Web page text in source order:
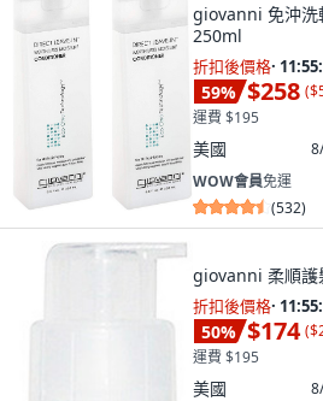
giovanni 免沖洗
250ml
折扣後價格·
59% $258 (
運費 $195
美國
WOW會員免運
(532)
giovanni 柔順護
折扣後價格·
50% $174 (
運費 $195
美國